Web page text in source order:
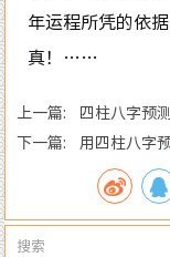
年运程所凭的依
真！……
上一篇: 四柱八字预
政的各自特性……
下一篇: 用四柱八字